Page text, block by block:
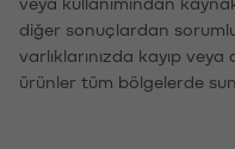
veya kullanımından
diğer sonuçlardan
varlıklarınızda kayıp
ürünler tüm bölgelerde